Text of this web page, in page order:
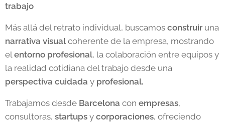
trabajo
Más allá del retrato individual, buscamos construir una
narrativa visual coherente de la empresa, mostrando
el entorno profesional, la colaboración entre equipos y
la realidad cotidiana del trabajo desde una
perspectiva cuidada y profesional.
Trabajamos desde Barcelona con empresas,
consultoras, startups y corporaciones, ofreciendo